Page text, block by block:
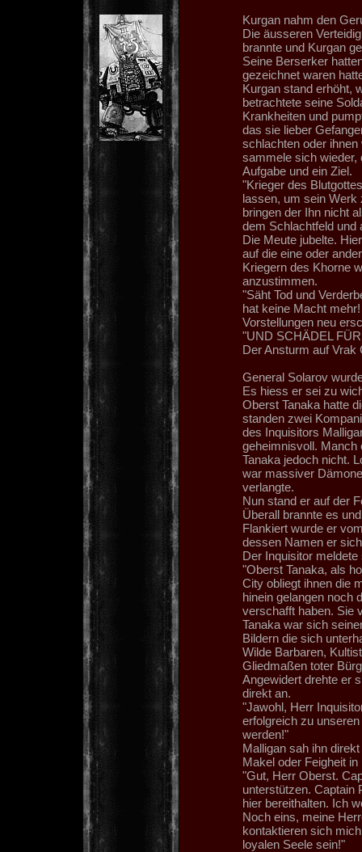
Kurgan nahm den
Die äusseren
brannte und Kurgan
Seine Berserker
gezeichnet waren
Kurgan stand erhöht,
betrachtete seine
Krankheiten und
das sie lieber
schlachten oder ihnen
sammele sich wieder,
Aufgabe und ein Ziel.
"Krieger des
lassen, um sein Werk
bringen der Ihn nicht
dem Schlachtfeld und
Die Meute jubelte.
auf die eine oder
Kriegern des Khorne
anzustimmen.
"Säht Tod und
hat keine Macht
Vorstellungen neu
"UND SCHÄDEL
Der Ansturm auf Vrak
General Solarov
Es hiess er sei zu
Oberst Tanaka hatte
standen zwei
des Inquisitors
geheimnisvoll. Manch
Tanaka jedoch nicht.
war massiver
verlangte.
Nun stand er auf der
Überall brannte es
Flankiert wurde er
dessen Namen er
Der Inquisitor
"Oberst Tanaka, als
City obliegt ihnen die
hinein gelangen noch
verschafft haben. Sie
Tanaka war sich
Bildern die sich
Wilde Barbaren,
Gliedmaßen toter
Angewidert drehte er
direkt an.
"Jawohl, Herr
erfolgreich zu
werden!"
Malligan sah ihn
Makel oder Feigheit
"Gut, Herr Oberst.
unterstützen. Captain
hier bereithalten. Ich
Noch eins, meine
kontaktieren sich
loyalen Seele sein!"